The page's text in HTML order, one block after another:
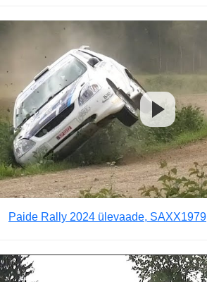
Paide Rally 2024 ülevaade, SAXX1979